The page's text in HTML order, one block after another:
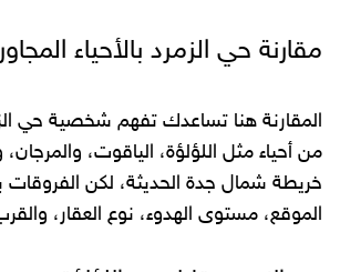
مقارنة حي الزمرد بالأحياء
المقارنة هنا تساعدك تفهم شخصية حي
من أحياء مثل اللؤلؤة، الياقوت،
خريطة شمال جدة الحديثة، لكن الفروقات
الموقع، مستوى الهدوء، نوع العقار،